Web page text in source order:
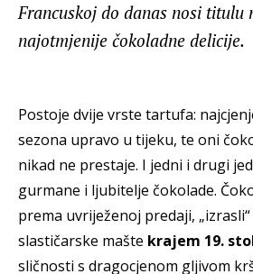
Francuskoj do danas nosi titulu
najotmjenije čokoladne delicije.
Postoje dvije vrste tartufa:
sezona upravo u tijeku, te oni
nikad ne prestaje. I jedni i drugi
gurmane i ljubitelje čokolade.
prema uvriježenoj predaji,
slastičarske mašte krajem 19.
sličnosti s dragocjenom gljivom